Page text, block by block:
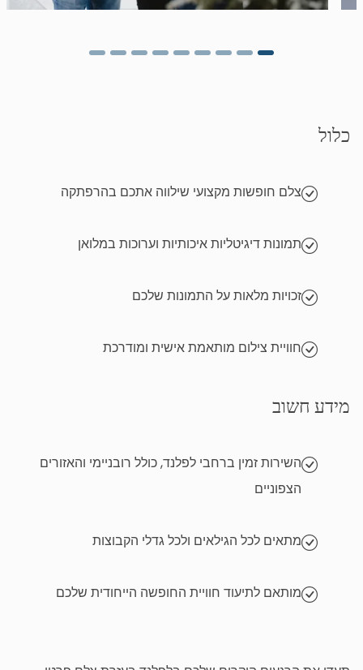
כלול
צלם חופשות מקצועי שילווה אתכם בהרפתקה
תמונות דיגיטליות איכותיות וערוכות במלואן
זכויות מלאות על התמונות שלכם
חוויית צילום מותאמת אישית ומודרכת
מידע חשוב
השירות זמין ברחבי לפלנד, כולל רובניימי והאזורים
הצפוניים
מתאים לכל הגילאים ולכל גדלי הקבוצות
מותאם לתיעוד חוויית החופשה הייחודית שלכם